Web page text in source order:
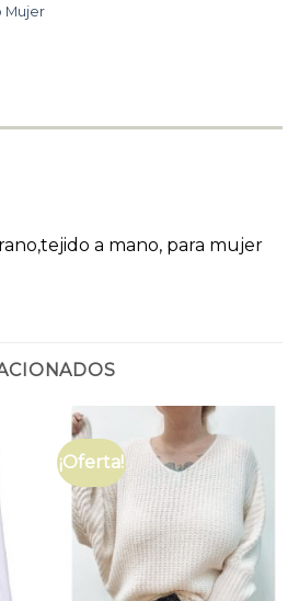
Mujer
a mano, para mujer
¡Oferta!